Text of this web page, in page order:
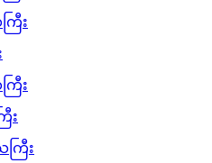
ြီး
ြီး
း
ကြီး